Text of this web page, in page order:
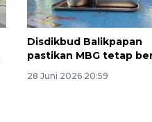
Disdikbud Balikpapan
pastikan MBG tetap
28 Juni 2026 20:59